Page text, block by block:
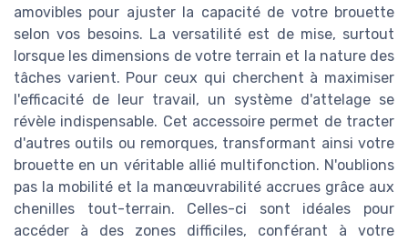
amovibles pour ajuster la capacité de votre brouette
selon vos besoins. La versatilité est de mise, surtout
lorsque les dimensions de votre terrain et la nature des
tâches varient. Pour ceux qui cherchent à maximiser
l'efficacité de leur travail, un système d'attelage se
révèle indispensable. Cet accessoire permet de tracter
d'autres outils ou remorques, transformant ainsi votre
brouette en un véritable allié multifonction. N'oublions
pas la mobilité et la manœuvrabilité accrues grâce aux
chenilles tout-terrain. Celles-ci sont idéales pour
accéder à des zones difficiles, conférant à votre